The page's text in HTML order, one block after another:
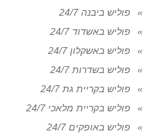
פוליש ביבנה 24/7
פוליש באשדוד 24/7
פוליש באשקלון 24/7
פוליש בשדרות 24/7
פוליש בקריית גת 24/7
פוליש בקריית מלאכי 24/7
פוליש באופקים 24/7